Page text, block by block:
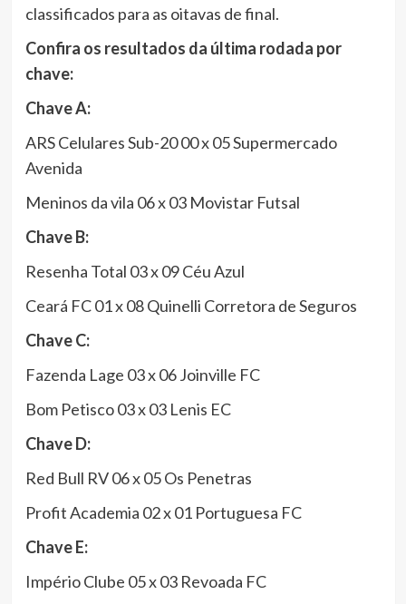
classificados para as oitavas de final.
Confira os resultados da última rodada por
chave:
Chave A:
ARS Celulares Sub-20 00 x 05 Supermercado
Avenida
Meninos da vila 06 x 03 Movistar Futsal
Chave B:
Resenha Total 03 x 09 Céu Azul
Ceará FC 01 x 08 Quinelli Corretora de Seguros
Chave C:
Fazenda Lage 03 x 06 Joinville FC
Bom Petisco 03 x 03 Lenis EC
Chave D:
Red Bull RV 06 x 05 Os Penetras
Profit Academia 02 x 01 Portuguesa FC
Chave E:
Império Clube 05 x 03 Revoada FC